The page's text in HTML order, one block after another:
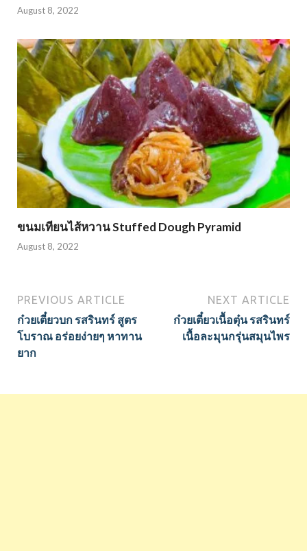
August 8, 2022
ขนมเทียนไส้หวาน Stuffed Dough Pyramid
August 8, 2022
PREVIOUS ARTICLE
ก๋วยเตี๋ยวบก รสรินทร์ สูตร
โบราณ อร่อยง่ายๆ หาทาน
ยาก
NEXT ARTICLE
ก๋วยเตี๋ยวเนื้อตุ๋น รสรินทร์
เนื้อละมุนกรุ่นสมุนไพร